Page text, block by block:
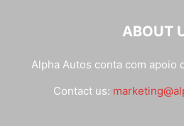
ABOUT
Alpha Autos conta com apoio
Contact us: